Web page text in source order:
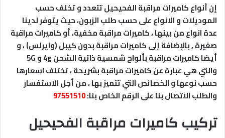
إن أنواع كاميرات مراقبة الفحيحيل تتعدد و تخلف حسب
الموديلات و الانواع على حسب طلب الزبون، حيث يتوفر لدينا
عدة انواع من بينها ، كاميرات مراقبة مخفية، أو كاميرات مراقبة
صغيرة , بالإضافة إلى كاميرات مراقبة بدون كيبل (وايرلس) ، و
أيضا كاميرات مراقبة بألواح شمسية ذاتية الشحن 4g و 5G
والتي هي عبارة عن كاميرات مراقبة بشريحة ، تختلف اسعارها
حسب نوعها و الخصائص التي تتميز بها ، من أجل الاستفسار
والطلب الاتصال بنا على الرقم الخاص بنا:97551510
تركيب كاميرات مراقبة الفحيحيل